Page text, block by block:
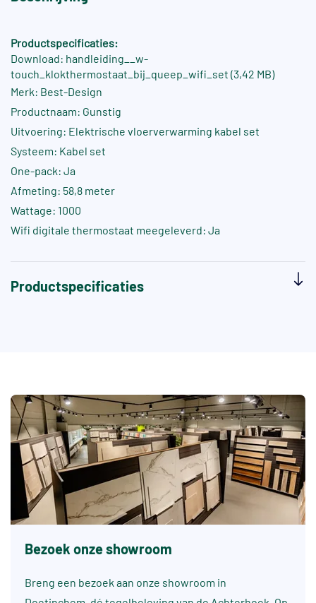
Productspecificaties:
Download: handleiding__w-
touch_klokthermostaat_bij_queep_wifi_set (3,42 MB)
Merk: Best-Design
Productnaam: Gunstig
Uitvoering: Elektrische vloerverwarming kabel set
Systeem: Kabel set
One-pack: Ja
Afmeting: 58,8 meter
Wattage: 1000
Wifi digitale thermostaat meegeleverd: Ja
Productspecificaties
Bezoek onze showroom
Breng een bezoek aan onze showroom in